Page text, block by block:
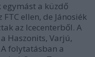
egymást a küzdő
ellen, de Jánosiék
az Icecenterből. A
Haszonits, Varjú,
A folytatásban a